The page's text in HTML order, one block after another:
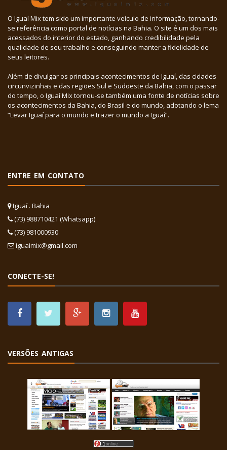
O Iguaí Mix tem sido um importante veículo de informação, tornando-
se referência como portal de notícias na Bahia. O site é um dos mais
acessados do interior do estado, ganhando credibilidade pela
qualidade de seu trabalho e conseguindo manter a fidelidade de
seus leitores.
Além de divulgar os principais acontecimentos de Iguaí, das cidades
circunvizinhas e das regiões Sul e Sudoeste da Bahia, com o passar
do tempo, o Iguaí Mix tornou-se também uma fonte de notícias sobre
os acontecimentos da Bahia, do Brasil e do mundo, adotando o lema
“Levar Iguaí para o mundo e trazer o mundo a Iguaí”.
ENTRE EM CONTATO
Iguaí . Bahia
(73) 988710421 (Whatsapp)
(73) 981000930
iguaimix@gmail.com
CONECTE-SE!
VERSÕES ANTIGAS